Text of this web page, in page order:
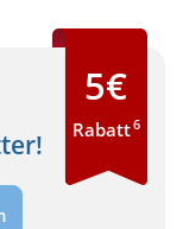
5€
Rabatt6